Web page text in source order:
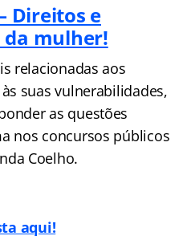
Direitos e
mulher!
relacionadas aos
suas vulnerabilidades,
as questões
nos concursos públicos
Coelho.
aqui!